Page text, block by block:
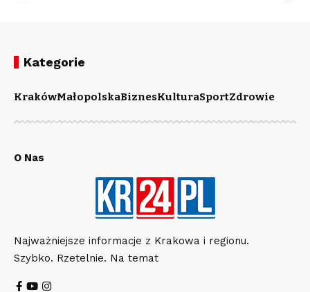
Kategorie
KrakówMałopolskaBiznesKulturaSportZdrowie
O Nas
Najważniejsze informacje z Krakowa i regionu.
Szybko. Rzetelnie. Na temat